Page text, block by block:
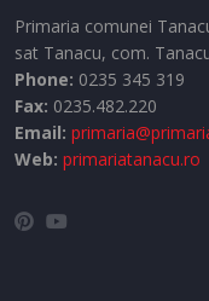
Primaria comunei
sat Tanacu, com.
Phone: 0235 345 319
Fax: 0235.482.220
Email:
Web: primariatanacu.ro